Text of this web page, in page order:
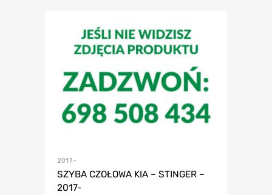
2017-
SZYBA CZOŁOWA KIA – STINGER –
2017-